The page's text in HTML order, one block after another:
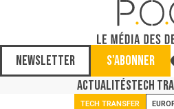
Newsletter
S'abonner
ActualitésTech
TECH TRANSFER